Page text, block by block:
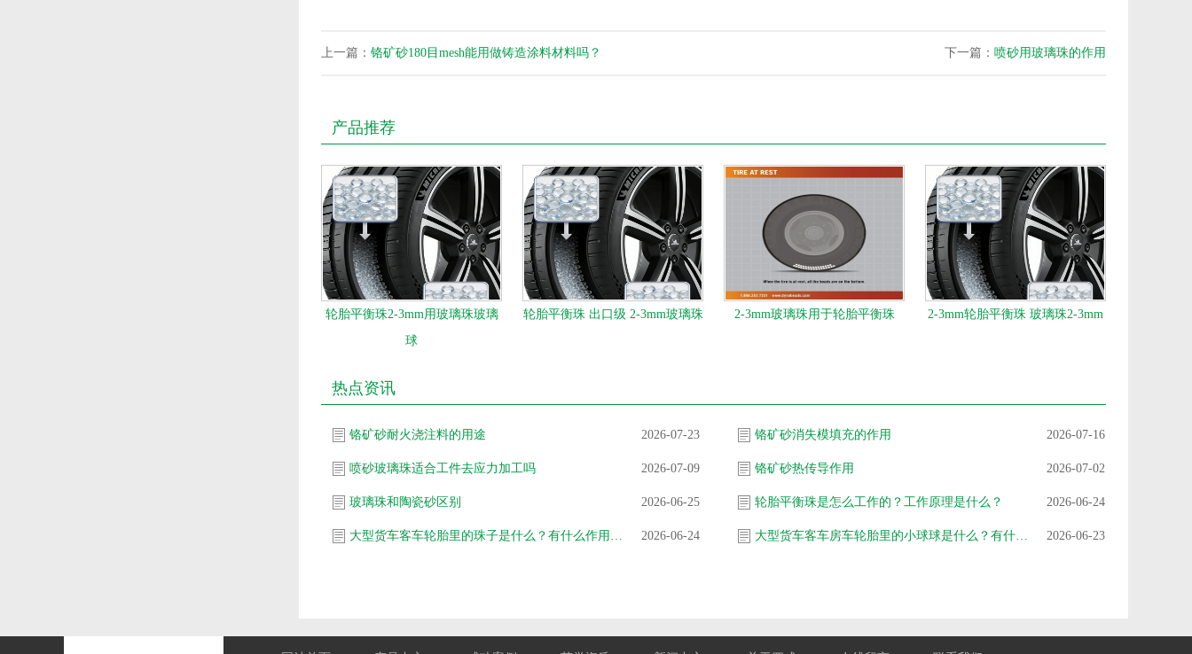
上一篇： 铬矿砂180目mesh能用做铸造涂料材料吗？ 下一篇： 喷砂用玻璃珠的作用
产品推荐
轮胎平衡珠2-3mm用玻璃珠玻璃
球
轮胎平衡珠 出口级 2-3mm玻璃珠 2-3mm玻璃珠用于轮胎平衡珠 2-3mm轮胎平衡珠 玻璃珠2-3mm
热点资讯
铬矿砂耐火浇注料的用途 2026-07-23 铬矿砂消失模填充的作用 2026-07-16
喷砂玻璃珠适合工件去应力加工吗 2026-07-09 铬矿砂热传导作用 2026-07-02
玻璃珠和陶瓷砂区别 2026-06-25 轮胎平衡珠是怎么工作的？工作原理是什么？ 2026-06-24
大型货车客车轮胎里的珠子是什么？有什么作用？工作原理是什么？ 2026-06-24 大型货车客车房车轮胎里的小球球是什么？有什么作用？轮胎平衡珠 2026-06-23